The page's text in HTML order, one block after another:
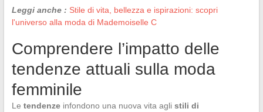
Leggi anche : Stile di vita, bellezza e ispirazioni: scopri
l'universo alla moda di Mademoiselle C
Comprendere l’impatto delle
tendenze attuali sulla moda
femminile
Le tendenzeinfondono una nuova vita agli stili di